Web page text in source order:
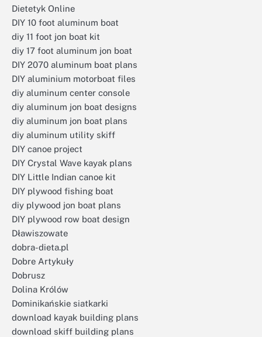
Dietetyk Online
DIY 10 foot aluminum boat
diy 11 foot jon boat kit
diy 17 foot aluminum jon boat
DIY 2070 aluminum boat plans
DIY aluminium motorboat files
diy aluminum center console
diy aluminum jon boat designs
diy aluminum jon boat plans
diy aluminum utility skiff
DIY canoe project
DIY Crystal Wave kayak plans
DIY Little Indian canoe kit
DIY plywood fishing boat
diy plywood jon boat plans
DIY plywood row boat design
Dławiszowate
dobra-dieta.pl
Dobre Artykuły
Dobrusz
Dolina Królów
Dominikańskie siatkarki
download kayak building plans
download skiff building plans